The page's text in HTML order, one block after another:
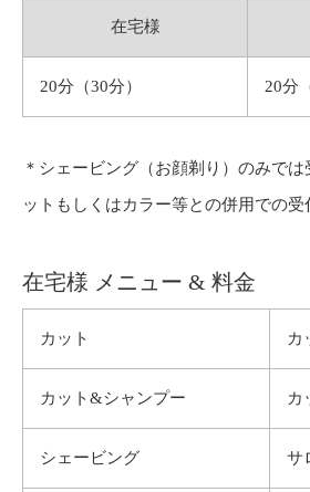
在宅様
20分（30分） 20分
＊シェービング（お顔剃り）のみで
ットもしくはカラー等との併用での受
在宅様 メニュー & 料金
カット カ
カット&シャンプー カ
シェービング サ